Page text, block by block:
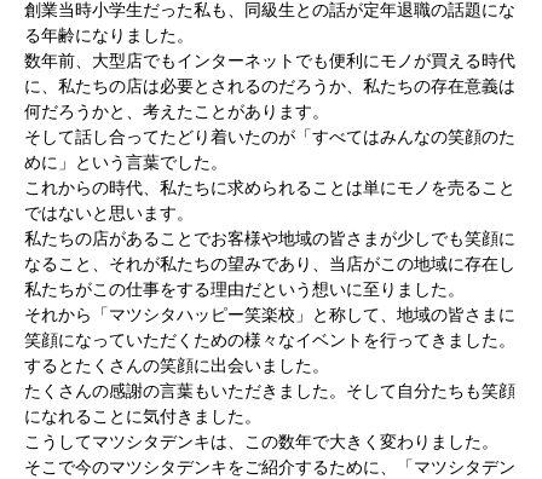
創業当時小学生だった私も、同級生との話が定年退職の話題にな
る年齢になりました。
数年前、大型店でもインターネットでも便利にモノが買える時代
に、私たちの店は必要とされるのだろうか、私たちの存在意義は
何だろうかと、考えたことがあります。
そして話し合ってたどり着いたのが「すべてはみんなの笑顔のた
めに」という言葉でした。
これからの時代、私たちに求められることは単にモノを売ること
ではないと思います。
私たちの店があることでお客様や地域の皆さまが少しでも笑顔に
なること、それが私たちの望みであり、当店がこの地域に存在し
私たちがこの仕事をする理由だという想いに至りました。
それから「マツシタハッピー笑楽校」と称して、地域の皆さまに
笑顔になっていただくための様々なイベントを行ってきました。
するとたくさんの笑顔に出会いました。
たくさんの感謝の言葉もいただきました。そして自分たちも笑顔
になれることに気付きました。
こうしてマツシタデンキは、この数年で大きく変わりました。
そこで今のマツシタデンキをご紹介するために、「マツシタデン